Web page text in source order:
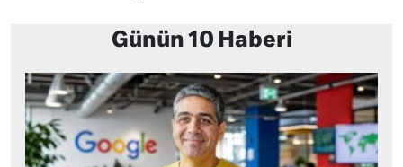
Günün 10 Haberi